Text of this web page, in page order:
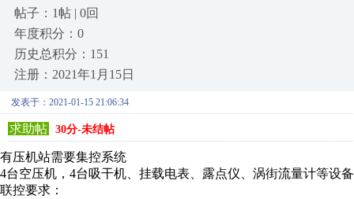
帖子：1帖 | 0回
年度积分：0
历史总积分：151
注册：2021年1月15日
发表于：2021-01-15 21:06:34
求助帖 30分-未结帖
有压机站需要集控系统
4台空压机，4台吸干机、挂载电表、露点仪、涡街流量计等设
联控要求：